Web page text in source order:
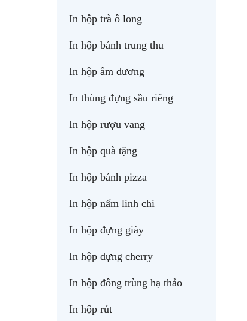
In hộp trà ô long
In hộp bánh trung thu
In hộp âm dương
In thùng đựng sầu riêng
In hộp rượu vang
In hộp quà tặng
In hộp bánh pizza
In hộp nấm linh chi
In hộp đựng giày
In hộp đựng cherry
In hộp đông trùng hạ thảo
In hộp rút